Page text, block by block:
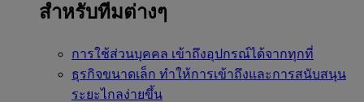
สำหรับทีมต่างๆ
การใช้ส่วนบุคคล เข้าถึงอุปกรณ์ได้จากทุกที่
ธุรกิจขนาดเล็ก ทำให้การเข้าถึงและการสนับสนุน
ระยะไกลง่ายขึ้น